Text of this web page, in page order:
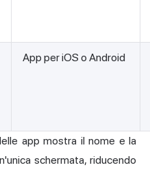
App per iOS o Android
app mostra il nome e la
schermata, riducendo